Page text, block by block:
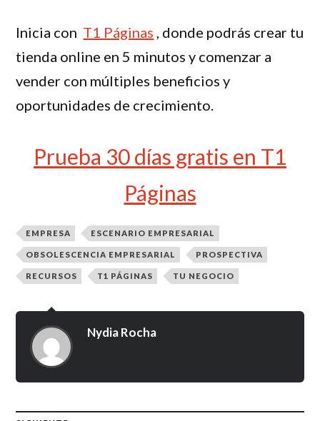
Inicia con T1 Páginas , donde podrás crear tu
tienda online en 5 minutos y comenzar a
vender con múltiples beneficios y
oportunidades de crecimiento.
Prueba 30 días gratis en T1
Páginas
EMPRESA ESCENARIO EMPRESARIAL
OBSOLESCENCIA EMPRESARIAL PROSPECTIVA
RECURSOS T1 PÁGINAS TU NEGOCIO
Nydia Rocha